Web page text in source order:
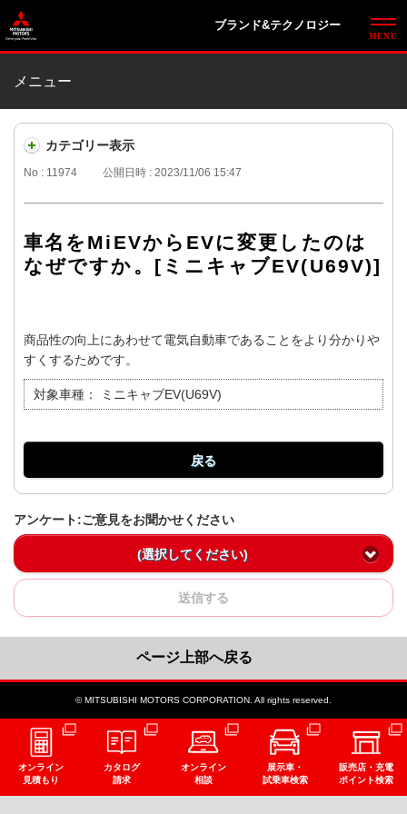
ブランド&テクノロジー
メニュー
カテゴリー表示
No : 11974 公開日時 : 2023/11/06 15:47
車名をMiEVからEVに変更したのは
なぜですか。[ミニキャブEV(U69V)]
商品性の向上にあわせて電気自動車であることをより分かりや
すくするためです。
対象車種： ミニキャブEV(U69V)
戻る
アンケート:ご意見をお聞かせください
(選択してください)
送信する
ページ上部へ戻る
© MITSUBISHI MOTORS CORPORATION. All rights reserved.
オンライン
見積もり
カタログ
請求
オンライン
相談
展示車・
試乗車検索
販売店・充電
ポイント検索